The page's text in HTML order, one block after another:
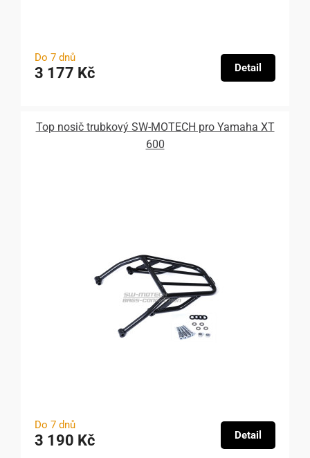
Do 7 dnů
3 177 Kč Detail
Top nosič trubkový SW-MOTECH pro Yamaha XT
600
Do 7 dnů
3 190 Kč Detail